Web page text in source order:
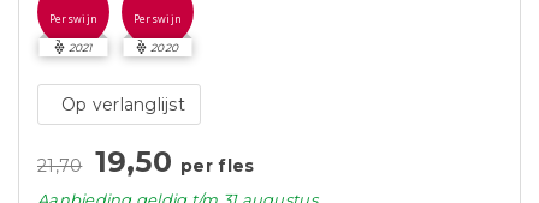
Perswijn
2021
Perswijn
2020
Op verlanglijst
21,70 19,50 per fles